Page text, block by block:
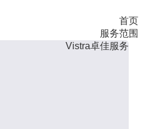
首页
服务范围
Vistra卓佳服务